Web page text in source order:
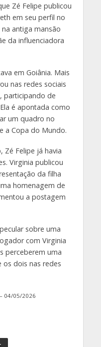
Zé Felipe publicou
em seu perfil no
antiga mansão
da influenciadora
em Goiânia. Mais
nas redes sociais
participando de
é apontada como
um quadro no
a Copa do Mundo.
Zé Felipe já havia
Virginia publicou
da filha
homenagem de
a postagem
sobre uma
com Virginia
perceberem uma
os dois nas redes
04/05/2026